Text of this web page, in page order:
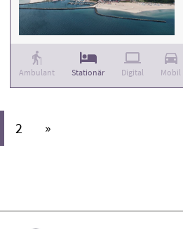
Ambulant Stationär Digital Mobil
(aktiv)
2 (aktiv)
»